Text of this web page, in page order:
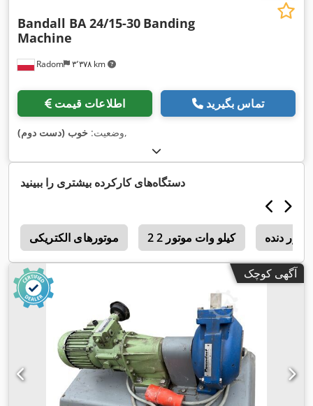
Radom ۳٬۳۷۸ km
Bandall BA 24/15-30 Banding
Machine
اطلاعات قیمت تماس بگیرید
وضعیت: خوب (دست دوم) ,
دستگاه‌های کارکرده بیشتری را ببینید
موتورهای الکتریکی 2 2 کیلو وات موتور موتور دنده
آگهی کوچک